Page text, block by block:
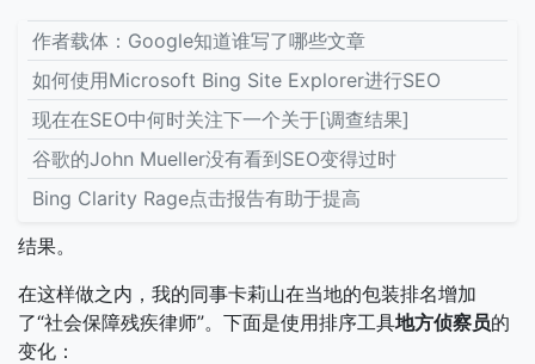
作者载体：Google知道谁写了哪些文章
如何使用Microsoft Bing Site Explorer进行SEO
现在在SEO中何时关注下一个关于[调查结果]
谷歌的John Mueller没有看到SEO变得过时
Bing Clarity Rage点击报告有助于提高
结果。
在这样做之内，我的同事卡莉山在当地的包装排名增加
了“社会保障残疾律师”。下面是使用排序工具地方侦察员的
变化：